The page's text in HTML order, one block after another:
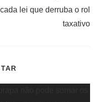
lei que derruba o rol
taxativo